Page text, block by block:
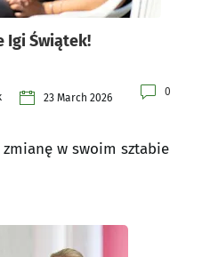
Igi Świątek!
23 March 2026 0
zmianę w swoim sztabie